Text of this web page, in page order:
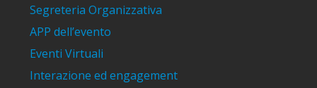
Segreteria Organizzativa
APP dell’evento
Eventi Virtuali
Interazione ed engagement